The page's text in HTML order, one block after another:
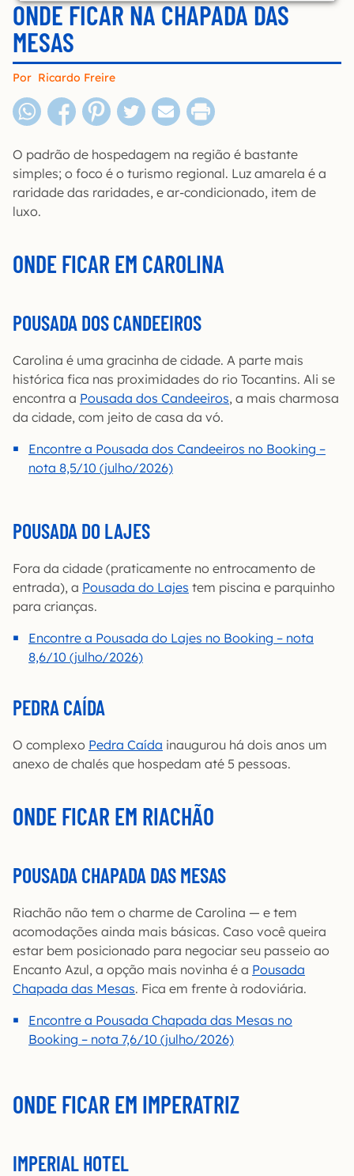
ONDE FICAR NA CHAPADA DAS
MESAS
Por Ricardo Freire
O padrão de hospedagem na região é bastante
simples; o foco é o turismo regional. Luz amarela é a
raridade das raridades, e ar-condicionado, item de
luxo.
ONDE FICAR EM CAROLINA
POUSADA DOS CANDEEIROS
Carolina é uma gracinha de cidade. A parte mais
histórica fica nas proximidades do rio Tocantins. Ali se
encontra a Pousada dos Candeeiros, a mais charmosa
da cidade, com jeito de casa da vó.
Encontre a Pousada dos Candeeiros no Booking –
nota 8,5/10 (julho/2026)
POUSADA DO LAJES
Fora da cidade (praticamente no entrocamento de
entrada), a Pousada do Lajes tem piscina e parquinho
para crianças.
Encontre a Pousada do Lajes no Booking – nota
8,6/10 (julho/2026)
PEDRA CAÍDA
O complexo Pedra Caída inaugurou há dois anos um
anexo de chalés que hospedam até 5 pessoas.
ONDE FICAR EM RIACHÃO
POUSADA CHAPADA DAS MESAS
Riachão não tem o charme de Carolina — e tem
acomodações ainda mais básicas. Caso você queira
estar bem posicionado para negociar seu passeio ao
Encanto Azul, a opção mais novinha é a Pousada
Chapada das Mesas. Fica em frente à rodoviária.
Encontre a Pousada Chapada das Mesas no
Booking – nota 7,6/10 (julho/2026)
ONDE FICAR EM IMPERATRIZ
IMPERIAL HOTEL